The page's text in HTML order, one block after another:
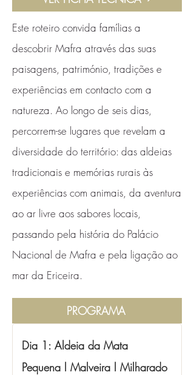
Este roteiro convida famílias a
descobrir Mafra através das suas
paisagens, património, tradições e
experiências em contacto com a
natureza. Ao longo de seis dias,
percorrem-se lugares que revelam a
diversidade do território: das aldeias
tradicionais e memórias rurais às
experiências com animais, da aventura
ao ar livre aos sabores locais,
passando pela história do Palácio
Nacional de Mafra e pela ligação ao
mar da Ericeira.
PROGRAMA
Dia 1: Aldeia da Mata
Pequena l Malveira l Milharado